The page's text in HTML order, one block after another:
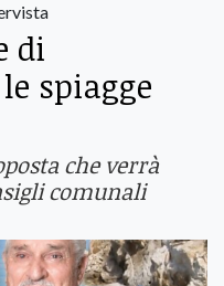
di
spiagge
che verrà
comunali